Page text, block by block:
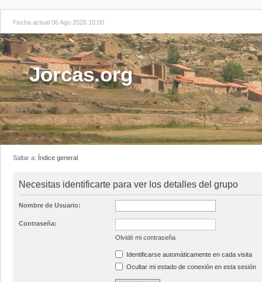
Fecha actual 06 Ago 2026 10:00
Jorcas.org
Saltar a: Índice general
Necesitas identificarte para ver los detalles del grupo
Nombre de Usuario:
Contraseña:
Olvidé mi contraseña
Identificarse automáticamente en cada visita
Ocultar mi estado de conexión en esta sesión